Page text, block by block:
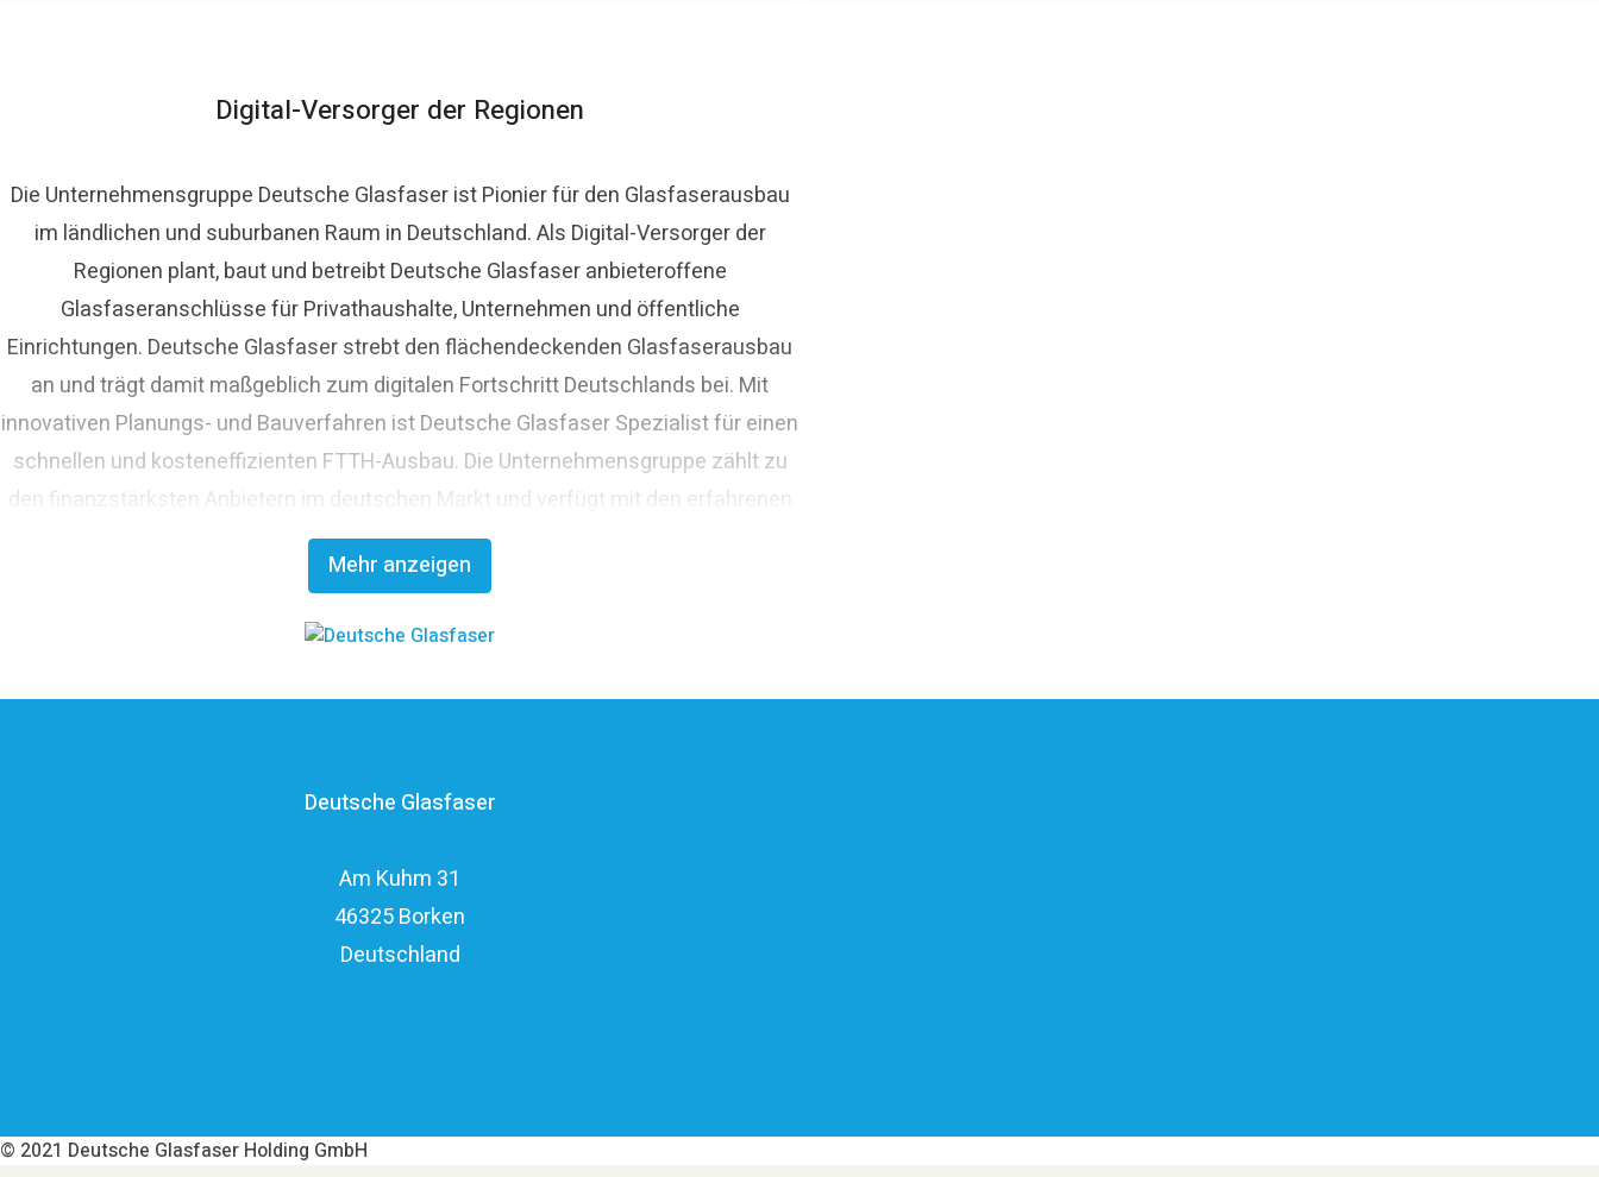
Lippelt
Pressesprecherin presse@deutsche-glasfaser.de
Digital-Versorger der Regionen
Mehr anzeigen
Die Unternehmensgruppe Deutsche Glasfaser ist Pionier für den Glasfaserausbau
im ländlichen und suburbanen Raum in Deutschland. Als Digital-Versorger der
Regionen plant, baut und betreibt Deutsche Glasfaser anbieteroffene
Glasfaseranschlüsse für Privathaushalte, Unternehmen und öffentliche
Einrichtungen. Deutsche Glasfaser strebt den flächendeckenden Glasfaserausbau
an und trägt damit maßgeblich zum digitalen Fortschritt Deutschlands bei. Mit
innovativen Planungs- und Bauverfahren ist Deutsche Glasfaser Spezialist für einen
schnellen und kosteneffizienten FTTH-Ausbau. Die Unternehmensgruppe zählt zu
den finanzstärksten Anbietern im deutschen Markt und verfügt mit den erfahrenen
Glasfaserinvestoren EQT und OMERS über ein privatwirtschaftliches
Investitionsvolumen von über elf Milliarden Euro.
Deutsche Glasfaser
Am Kuhm 31
46325 Borken
Deutschland